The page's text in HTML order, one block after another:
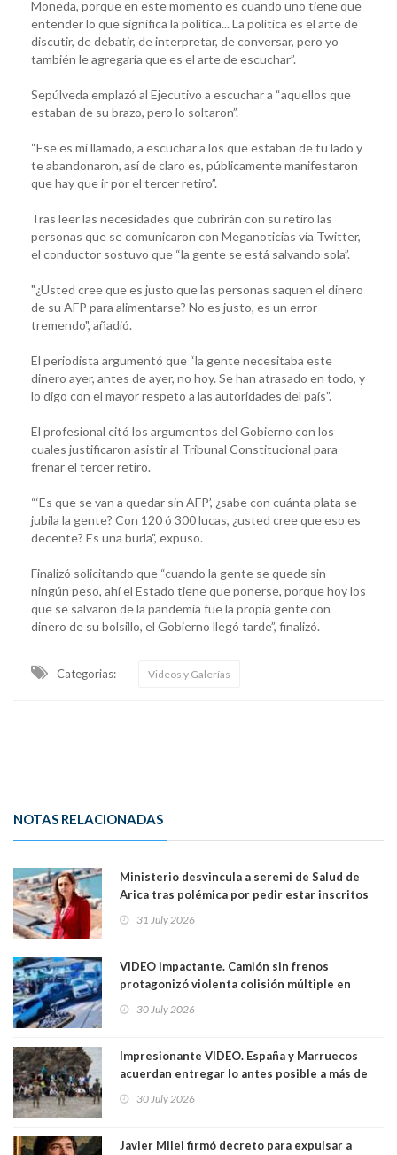
Moneda, porque en este momento es cuando uno tiene que
entender lo que significa la política... La política es el arte de
discutir, de debatir, de interpretar, de conversar, pero yo
también le agregaría que es el arte de escuchar”.
Sepúlveda emplazó al Ejecutivo a escuchar a “aquellos que
estaban de su brazo, pero lo soltaron”.
“Ese es mi llamado, a escuchar a los que estaban de tu lado y
te abandonaron, así de claro es, públicamente manifestaron
que hay que ir por el tercer retiro”.
Tras leer las necesidades que cubrirán con su retiro las
personas que se comunicaron con Meganoticias vía Twitter,
el conductor sostuvo que “la gente se está salvando sola”.
"¿Usted cree que es justo que las personas saquen el dinero
de su AFP para alimentarse? No es justo, es un error
tremendo", añadió.
El periodista argumentó que “la gente necesitaba este
dinero ayer, antes de ayer, no hoy. Se han atrasado en todo, y
lo digo con el mayor respeto a las autoridades del país”.
El profesional citó los argumentos del Gobierno con los
cuales justificaron asistir al Tribunal Constitucional para
frenar el tercer retiro.
“‘Es que se van a quedar sin AFP’, ¿sabe con cuánta plata se
jubila la gente? Con 120 ó 300 lucas, ¿usted cree que eso es
decente? Es una burla", expuso.
Finalizó solicitando que “cuando la gente se quede sin
ningún peso, ahí el Estado tiene que ponerse, porque hoy los
que se salvaron de la pandemia fue la propia gente con
dinero de su bolsillo, el Gobierno llegó tarde”, finalizó.
Categorias: Videos y Galerías
NOTAS RELACIONADAS
Ministerio desvincula a seremi de Salud de
Arica tras polémica por pedir estar inscritos
en el Partido Republicano para un cupo laboral.
Ya son 29 seremis despedidos desde el 11 de
31 July 2026
VIDEO impactante. Camión sin frenos
protagonizó violenta colisión múltiple en
Cartagena: 13 lesionados y dos heridos graves
30 July 2026
Impresionante VIDEO. España y Marruecos
acuerdan entregar lo antes posible a más de
dos mil personas que ingresaron como
avalancha y de manera irregular a territorio
30 July 2026
Javier Milei firmó decreto para expulsar a